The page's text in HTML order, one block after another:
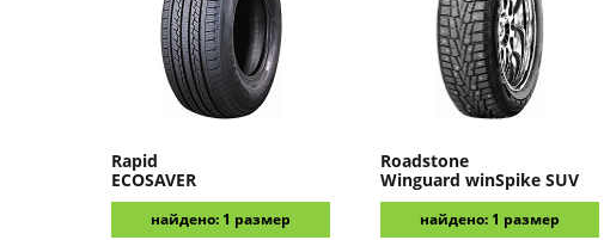
Rapid
ECOSAVER
найдено: 1 размер
Roadstone
Winguard winSpike SUV
найдено: 1 размер